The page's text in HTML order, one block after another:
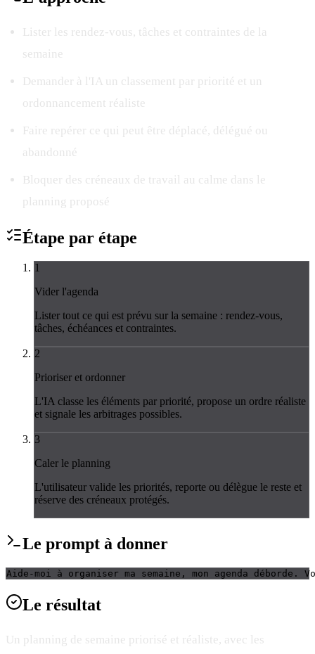
Lister les rendez-vous, tâches et contraintes de la
semaine
Demander à l'IA un classement par priorité et un
ordonnancement réaliste
Faire repérer ce qui peut être déplacé, délégué ou
abandonné
Bloquer des créneaux de travail au calme dans le
planning proposé
Étape par étape
1
Vider l'agenda
Lister tout ce qui est prévu sur la semaine : rendez-vous,
tâches, échéances et contraintes.
2
Prioriser et ordonner
L'IA classe les éléments par priorité, propose un ordre réaliste
et signale les arbitrages possibles.
3
Caler le planning
L'utilisateur valide les priorités, reporte ou délègue le reste et
réserve des créneaux protégés.
Le prompt à donner
Aide-moi à organiser ma semaine, mon agenda
Le résultat
Un planning de semaine priorisé et réaliste, avec les